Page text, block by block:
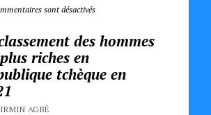
sont désactivés
des hommes
riches en
tchèque en
AGBÉ